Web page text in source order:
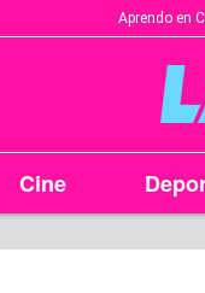
Aprendo en
Cine